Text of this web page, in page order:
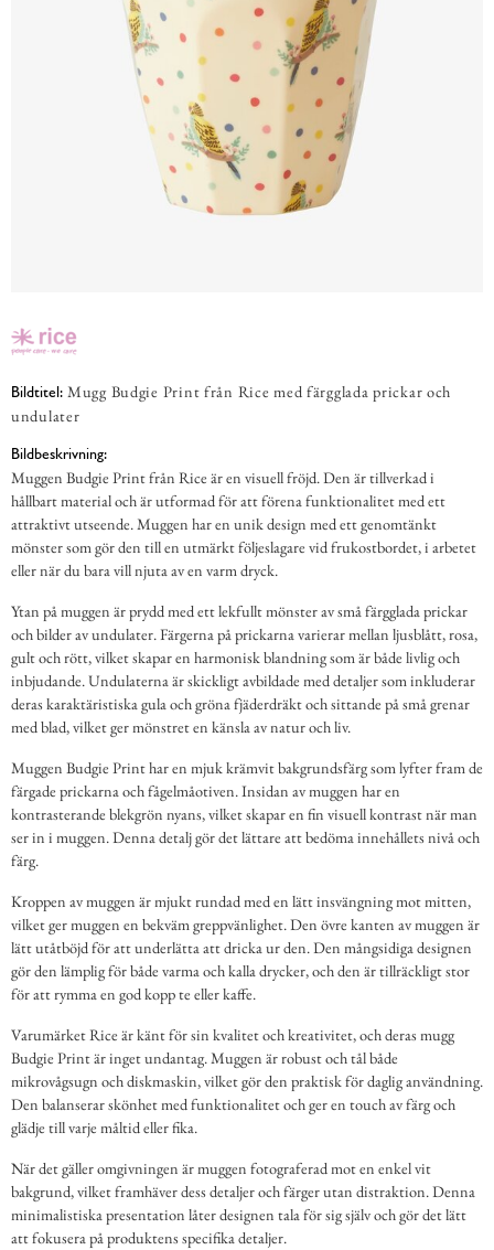
Bildtitel: Mugg Budgie Print från Rice med färgglada prickar och
undulater
Bildbeskrivning:
Muggen Budgie Print från Rice är en visuell fröjd. Den är tillverkad i
hållbart material och är utformad för att förena funktionalitet med ett
attraktivt utseende. Muggen har en unik design med ett genomtänkt
mönster som gör den till en utmärkt följeslagare vid frukostbordet, i arbetet
eller när du bara vill njuta av en varm dryck.
Ytan på muggen är prydd med ett lekfullt mönster av små färgglada prickar
och bilder av undulater. Färgerna på prickarna varierar mellan ljusblått, rosa,
gult och rött, vilket skapar en harmonisk blandning som är både livlig och
inbjudande. Undulaterna är skickligt avbildade med detaljer som inkluderar
deras karaktäristiska gula och gröna fjäderdräkt och sittande på små grenar
med blad, vilket ger mönstret en känsla av natur och liv.
Muggen Budgie Print har en mjuk krämvit bakgrundsfärg som lyfter fram de
färgade prickarna och fågelmåotiven. Insidan av muggen har en
kontrasterande blekgrön nyans, vilket skapar en fin visuell kontrast när man
ser in i muggen. Denna detalj gör det lättare att bedöma innehållets nivå och
färg.
Kroppen av muggen är mjukt rundad med en lätt insvängning mot mitten,
vilket ger muggen en bekväm greppvänlighet. Den övre kanten av muggen är
lätt utåtböjd för att underlätta att dricka ur den. Den mångsidiga designen
gör den lämplig för både varma och kalla drycker, och den är tillräckligt stor
för att rymma en god kopp te eller kaffe.
Varumärket Rice är känt för sin kvalitet och kreativitet, och deras mugg
Budgie Print är inget undantag. Muggen är robust och tål både
mikrovågsugn och diskmaskin, vilket gör den praktisk för daglig användning.
Den balanserar skönhet med funktionalitet och ger en touch av färg och
glädje till varje måltid eller fika.
När det gäller omgivningen är muggen fotograferad mot en enkel vit
bakgrund, vilket framhäver dess detaljer och färger utan distraktion. Denna
minimalistiska presentation låter designen tala för sig själv och gör det lätt
att fokusera på produktens specifika detaljer.